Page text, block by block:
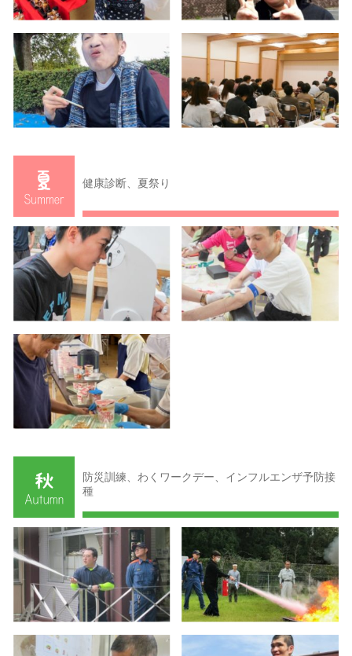
健康診断、夏祭り
防災訓練、わくワークデー、インフルエンザ予防接
種